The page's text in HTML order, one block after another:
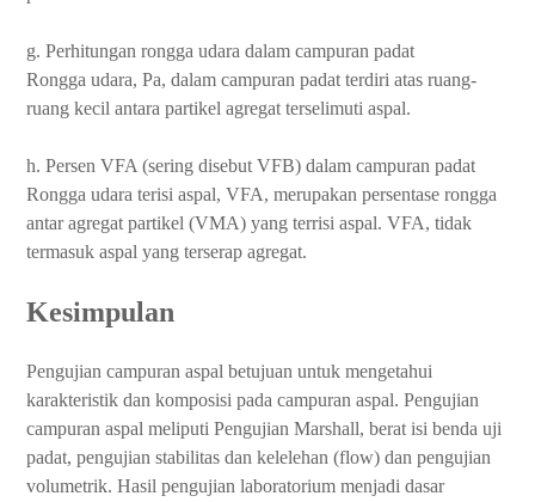
g. Perhitungan rongga udara dalam campuran padat
Rongga udara, Pa, dalam campuran padat terdiri atas ruang-
ruang kecil antara partikel agregat terselimuti aspal.
h. Persen VFA (sering disebut VFB) dalam campuran padat
Rongga udara terisi aspal, VFA, merupakan persentase rongga
antar agregat partikel (VMA) yang terrisi aspal. VFA, tidak
termasuk aspal yang terserap agregat.
Kesimpulan
Pengujian campuran aspal betujuan untuk mengetahui
karakteristik dan komposisi pada campuran aspal. Pengujian
campuran aspal meliputi Pengujian Marshall, berat isi benda uji
padat, pengujian stabilitas dan kelelehan (flow) dan pengujian
volumetrik. Hasil pengujian laboratorium menjadi dasar